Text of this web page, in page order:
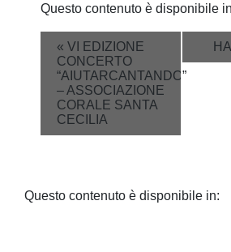
Questo contenuto è disponibile
Event
Navigation
« VI EDIZIONE
CONCERTO
“AIUTARCANTANDO”
– ASSOCIAZIONE
CORALE SANTA
CECILIA
Questo contenuto è disponibile in: